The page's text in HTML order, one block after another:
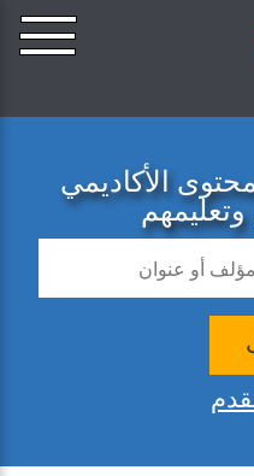
الأكاديمي